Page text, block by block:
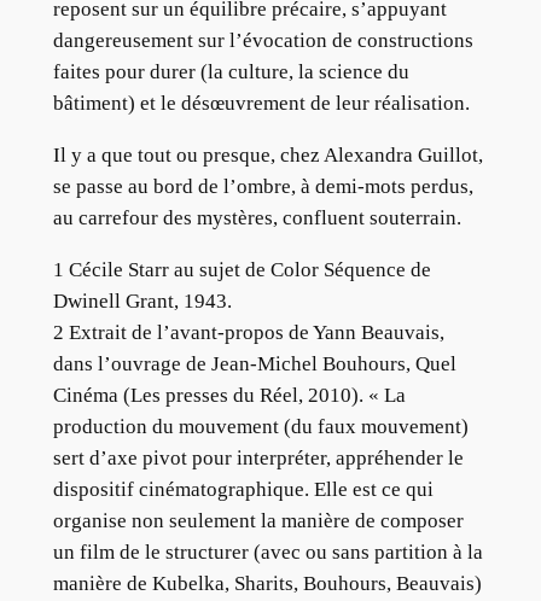
reposent sur un équilibre précaire, s’appuyant
dangereusement sur l’évocation de constructions
faites pour durer (la culture, la science du
bâtiment) et le désœuvrement de leur réalisation.
Il y a que tout ou presque, chez Alexandra Guillot,
se passe au bord de l’ombre, à demi-mots perdus,
au carrefour des mystères, confluent souterrain.
1 Cécile Starr au sujet de Color Séquence de
Dwinell Grant, 1943.
2 Extrait de l’avant-propos de Yann Beauvais,
dans l’ouvrage de Jean-Michel Bouhours, Quel
Cinéma (Les presses du Réel, 2010). « La
production du mouvement (du faux mouvement)
sert d’axe pivot pour interpréter, appréhender le
dispositif cinématographique. Elle est ce qui
organise non seulement la manière de composer
un film de le structurer (avec ou sans partition à la
manière de Kubelka, Sharits, Bouhours, Beauvais)